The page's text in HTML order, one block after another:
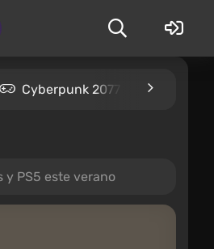
Cyberpunk 2077
y PS5 este verano